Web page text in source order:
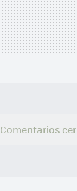
Comentarios